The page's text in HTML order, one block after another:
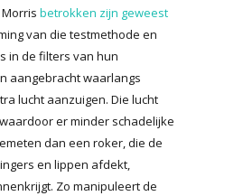
betrokken zijn geweest
van die testmethode en
in de filters van hun
aangebracht waarlangs
lucht aanzuigen. Die lucht
er minder schadelijke
dan een roker, die de
en lippen afdekt,
Zo manipuleert de